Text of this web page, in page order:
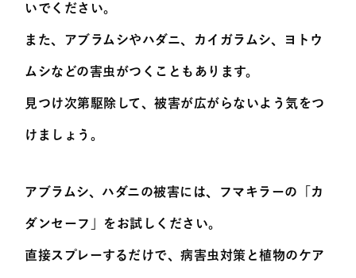
いでください。
また、アブラムシやハダニ、カイガラムシ、ヨトウ
ムシなどの害虫がつくこともあります。
見つけ次第駆除して、被害が広がらないよう気をつ
けましょう。
アブラムシ、ハダニの被害には、フマキラーの「カ
ダンセーフ」をお試しください。
直接スプレーするだけで、病害虫対策と植物のケア